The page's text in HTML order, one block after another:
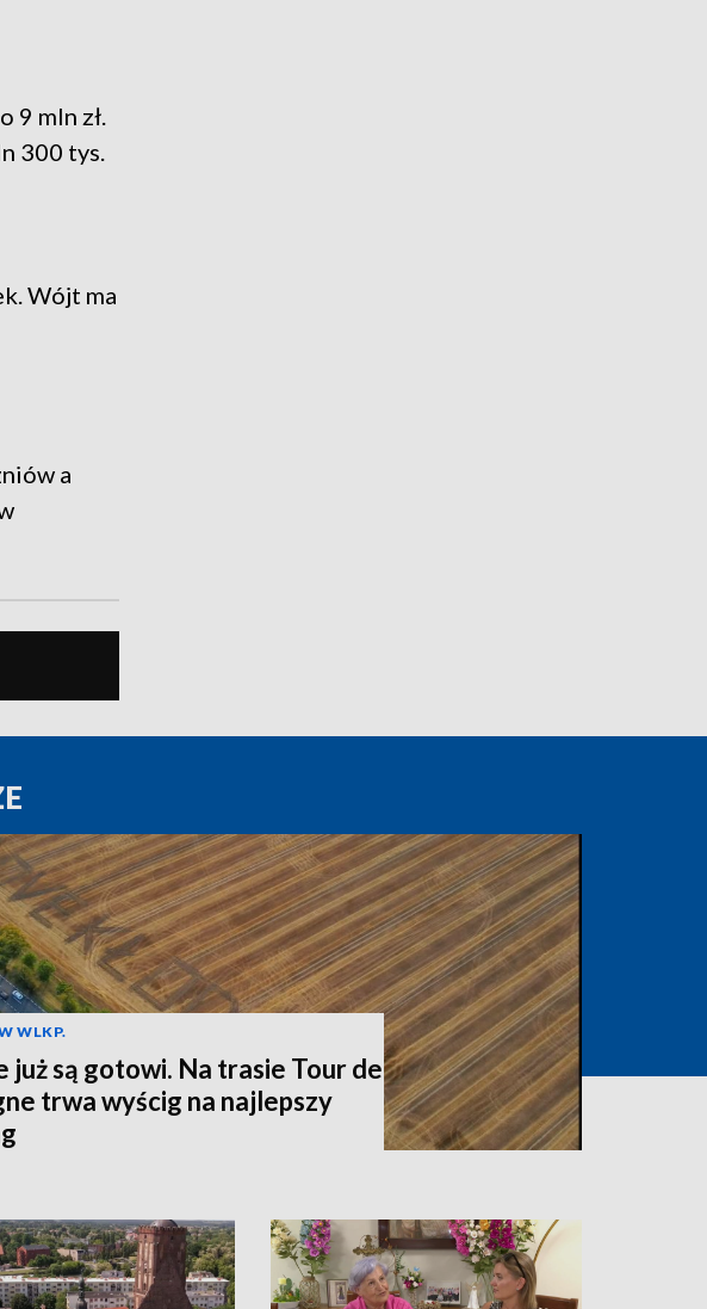
mln zł.
300 tys.
Wójt ma
a
WLKP.
już są gotowi. Na trasie Tour de
trwa wyścig na najlepszy